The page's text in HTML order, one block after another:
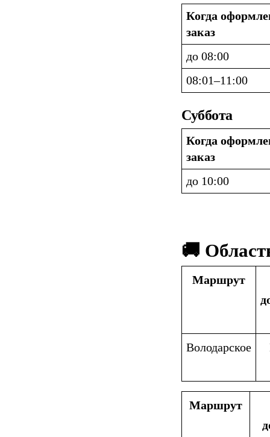
Когда
заказ
до 08:00
08:01–11:00
Суббота
Когда
заказ
до 10:00
🚚
Маршрут
Володарское
Маршрут